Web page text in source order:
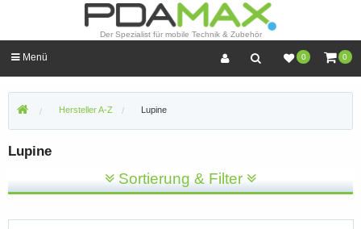
Der Spezialist für mobile Technik & Zubehör
0 0
Menü
Hersteller A-Z Lupine
Lupine
Sortierung & Filter